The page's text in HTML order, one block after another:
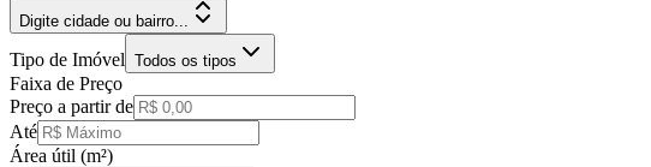
Digite cidade ou bairro...
Tipo de Imóvel Todos os tipos
Faixa de Preço
Preço a partir de
Até
Área útil (m²)